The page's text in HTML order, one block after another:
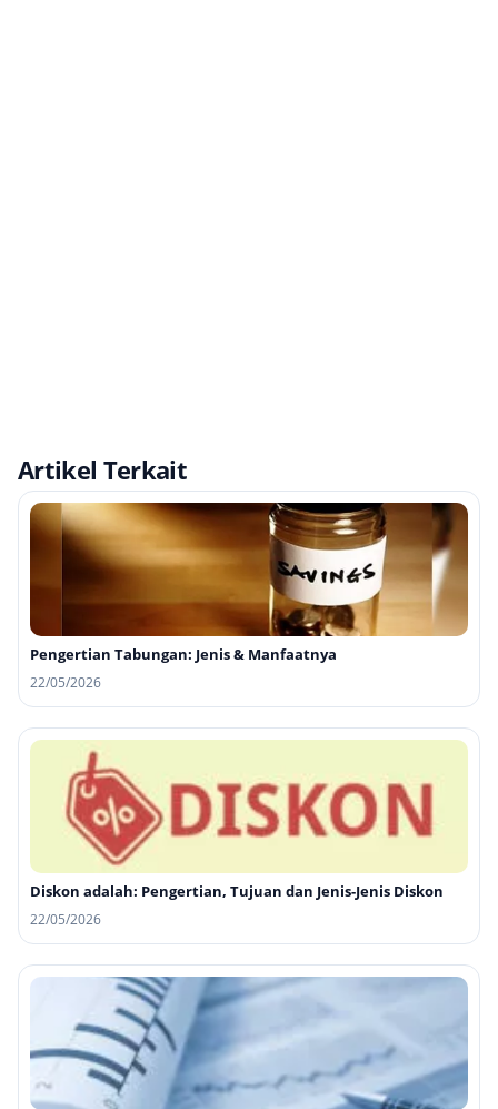
Artikel Terkait
Pengertian Tabungan: Jenis & Manfaatnya
22/05/2026
Diskon adalah: Pengertian, Tujuan dan Jenis-Jenis Diskon
22/05/2026